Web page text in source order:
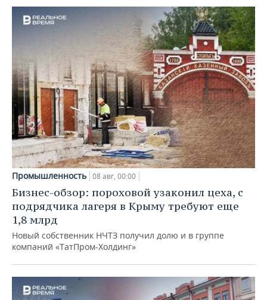
Промышленность 08 авг, 00:00
Бизнес-обзор: пороховой узаконил цеха, с
подрядчика лагеря в Крыму требуют еще
1,8 млрд
Новый собственник НЧТЗ получил долю и в группе
компаний «ТатПром-Холдинг»